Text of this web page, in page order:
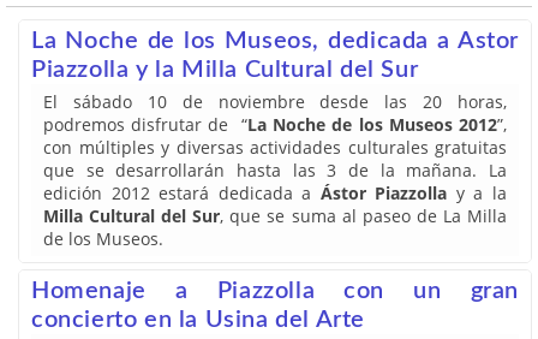
La Noche de los Museos, dedicada a Astor
Piazzolla y la Milla Cultural del Sur
El sábado 10 de noviembre desde las 20 horas,
podremos disfrutar de “La Noche de los Museos 2012”,
con múltiples y diversas actividades culturales gratuitas
que se desarrollarán hasta las 3 de la mañana. La
edición 2012 estará dedicada a Ástor Piazzolla y a la
Milla Cultural del Sur, que se suma al paseo de La Milla
de los Museos.
Homenaje a Piazzolla con un gran
concierto en la Usina del Arte